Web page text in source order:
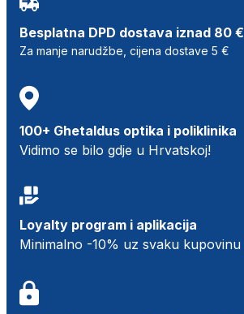
Besplatna DPD dostava iznad 80 €
Za manje narudžbe, cijena dostave 5 €
100+ Ghetaldus optika i poliklinika
Vidimo se bilo gdje u Hrvatskoj!
Loyalty program i aplikacija
Minimalno -10% uz svaku kupovinu